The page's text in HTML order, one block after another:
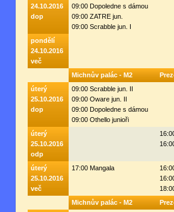
24.10.2016
dop
09:00 Dopoledne s dámou
09:00 ZATRE jun.
09:00 Scrabble jun. I
pondělí
24.10.2016
več
Michnův palác - M2
úterý
25.10.2016
dop
09:00 Scrabble jun. II
09:00 Oware jun. II
09:00 Dopoledne s dámou
09:00 Othello junioři
úterý
25.10.2016
odp
úterý
25.10.2016
več
17:00 Mangala
Michnův palác - M2